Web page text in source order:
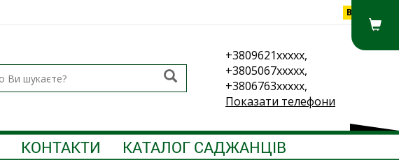
Вхід
+3809621xxxxx,
+3805067xxxxx,
+3806763xxxxx,
Показати телефони
КОНТАКТИ КАТАЛОГ САДЖАНЦІВ